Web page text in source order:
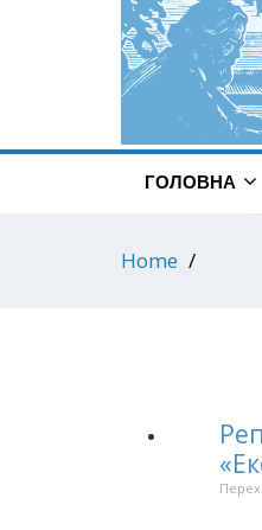
ГОЛОВНА
Home